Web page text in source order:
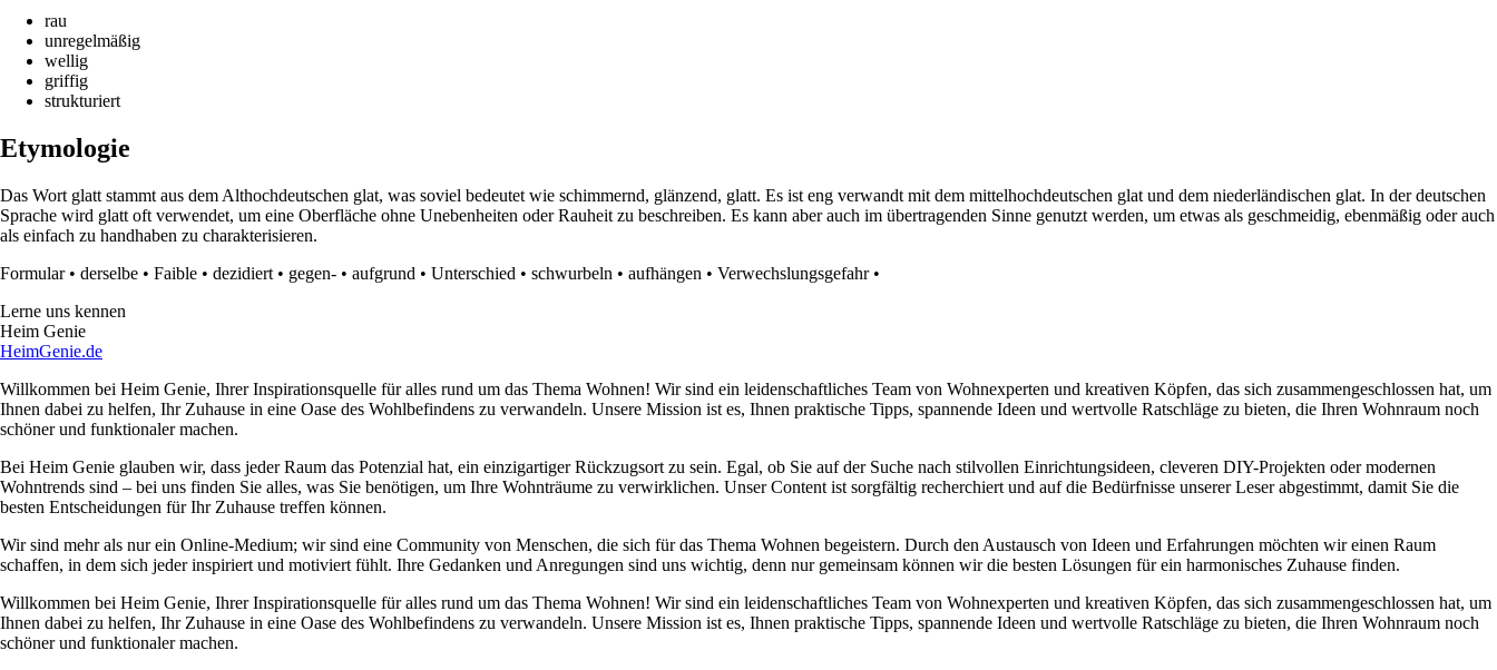
rau
unregelmäßig
wellig
griffig
strukturiert
Etymologie
Das Wort glatt stammt aus dem Althochdeutschen glat, was soviel bedeutet wie schimmernd, glänzend, glatt. Es ist eng verwandt mit dem mittelhochdeutschen glat und dem niederländischen glat. In der deutschen
Sprache wird glatt oft verwendet, um eine Oberfläche ohne Unebenheiten oder Rauheit zu beschreiben. Es kann aber auch im übertragenden Sinne genutzt werden, um etwas als geschmeidig, ebenmäßig oder auch
als einfach zu handhaben zu charakterisieren.
Formular• derselbe • Faible • dezidiert • gegen- • aufgrund • Unterschied • schwurbeln • aufhängen • Verwechslungsgefahr•
Lerne uns kennen
Heim Genie
HeimGenie.de
Willkommen bei Heim Genie, Ihrer Inspirationsquelle für alles rund um das Thema Wohnen! Wir sind ein leidenschaftliches Team von Wohnexperten und kreativen Köpfen, das sich zusammengeschlossen hat, um
Ihnen dabei zu helfen, Ihr Zuhause in eine Oase des Wohlbefindens zu verwandeln. Unsere Mission ist es, Ihnen praktische Tipps, spannende Ideen und wertvolle Ratschläge zu bieten, die Ihren Wohnraum noch
schöner und funktionaler machen.
Bei Heim Genie glauben wir, dass jeder Raum das Potenzial hat, ein einzigartiger Rückzugsort zu sein. Egal, ob Sie auf der Suche nach stilvollen Einrichtungsideen, cleveren DIY-Projekten oder modernen
Wohntrends sind – bei uns finden Sie alles, was Sie benötigen, um Ihre Wohnträume zu verwirklichen. Unser Content ist sorgfältig recherchiert und auf die Bedürfnisse unserer Leser abgestimmt, damit Sie die
besten Entscheidungen für Ihr Zuhause treffen können.
Wir sind mehr als nur ein Online-Medium; wir sind eine Community von Menschen, die sich für das Thema Wohnen begeistern. Durch den Austausch von Ideen und Erfahrungen möchten wir einen Raum
schaffen, in dem sich jeder inspiriert und motiviert fühlt. Ihre Gedanken und Anregungen sind uns wichtig, denn nur gemeinsam können wir die besten Lösungen für ein harmonisches Zuhause finden.
Willkommen bei Heim Genie, Ihrer Inspirationsquelle für alles rund um das Thema Wohnen! Wir sind ein leidenschaftliches Team von Wohnexperten und kreativen Köpfen, das sich zusammengeschlossen hat, um
Ihnen dabei zu helfen, Ihr Zuhause in eine Oase des Wohlbefindens zu verwandeln. Unsere Mission ist es, Ihnen praktische Tipps, spannende Ideen und wertvolle Ratschläge zu bieten, die Ihren Wohnraum noch
schöner und funktionaler machen.